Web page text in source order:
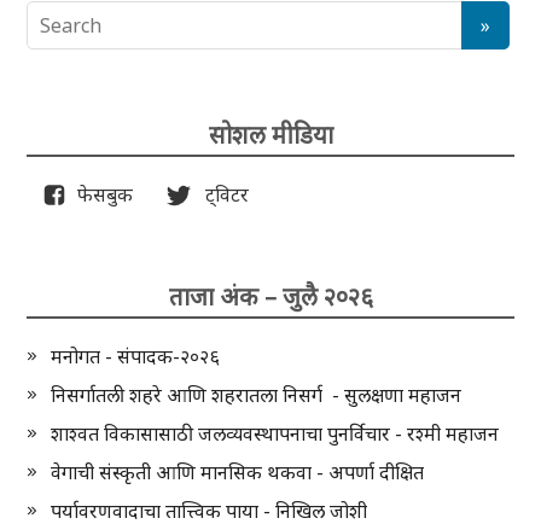
सोशल मीडिया
फेसबुक ट्विटर
ताजा अंक – जुलै २०२६
मनोगत - संपादक-२०२६
निसर्गातली शहरे आणि शहरातला निसर्ग - सुलक्षणा महाजन
शाश्वत विकासासाठी जलव्यवस्थापनाचा पुनर्विचार - रश्मी महाजन
वेगाची संस्कृती आणि मानसिक थकवा - अपर्णा दीक्षित
पर्यावरणवादाचा तात्त्विक पाया - निखिल जोशी